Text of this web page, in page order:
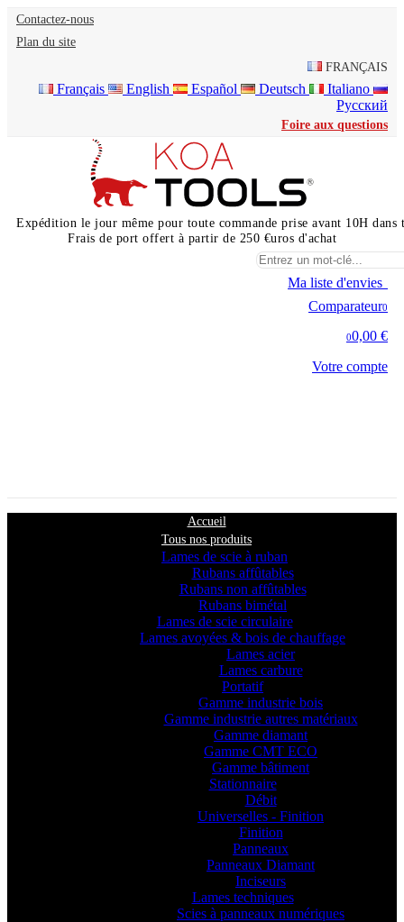
Contactez-nous
Plan du site
FRANÇAIS
Français English Español Deutsch
Italiano
Русский
Foire aux questions
Expédition le jour même pour toute commande prise avant 10H dans
Frais de port offert à partir de 250 €uros d'achat
Ma liste d'envies
Comparateur0
00,00 €
Votre compte
Accueil
Tous nos produits
Lames de scie à ruban
Rubans affûtables
Rubans non affûtables
Rubans bimétal
Lames de scie circulaire
Lames avoyées & bois de chauffage
Lames acier
Lames carbure
Portatif
Gamme industrie bois
Gamme industrie autres matériaux
Gamme diamant
Gamme CMT ECO
Gamme bâtiment
Stationnaire
Débit
Universelles - Finition
Finition
Panneaux
Panneaux Diamant
Inciseurs
Lames techniques
Scies à panneaux numériques